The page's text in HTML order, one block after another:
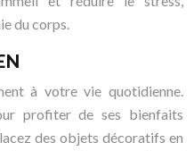
du corps.
à votre vie quotidienne.
profiter de ses bienfaits
des objets décoratifs en